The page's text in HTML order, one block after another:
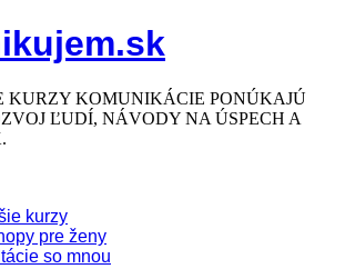
KURZY KOMUNIKÁCIE PONÚKAJÚ
ĽUDÍ, NÁVODY NA ÚSPECH A
kurzy
pre ženy
so mnou